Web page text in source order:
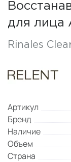
для лица
Rinales
Артикул
Бренд
Наличие
Объем
Страна